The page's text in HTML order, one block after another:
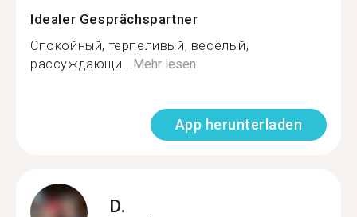
Idealer Gesprächspartner
Спокойный, терпеливый, весёлый,
рассуждающи... Mehr lesen
App herunterladen
D.